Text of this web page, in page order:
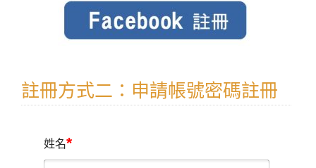
註冊方式二：申請帳號密碼註冊
姓名*